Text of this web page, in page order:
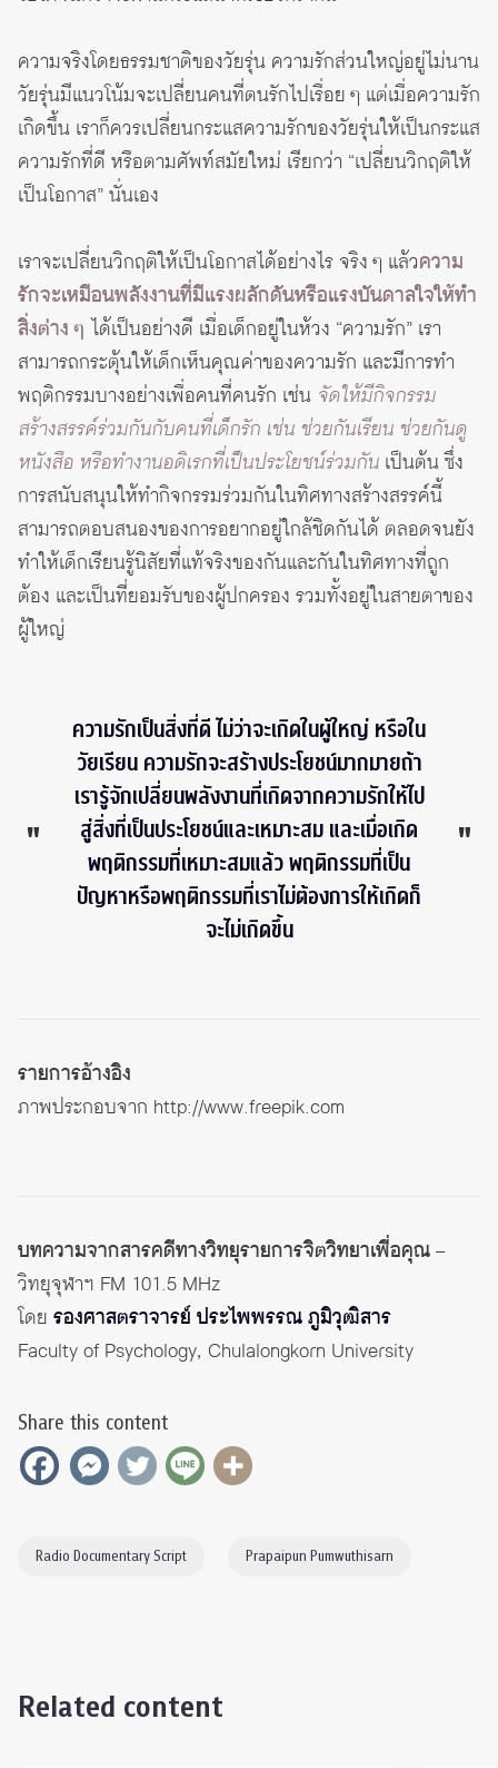
ความจริงโดยธรรมชาติของวัยรุ่น ความรักส่วนใหญ่อยู่ไม่นาน
วัยรุ่นมีแนวโน้มจะเปลี่ยนคนที่ตนรักไปเรื่อย ๆ แต่เมื่อความรัก
เกิดขึ้น เราก็ควรเปลี่ยนกระแสความรักของวัยรุ่นให้เป็นกระแส
ความรักที่ดี หรือตามศัพท์สมัยใหม่ เรียกว่า “เปลี่ยนวิกฤติให้
เป็นโอกาส” นั่นเอง
เราจะเปลี่ยนวิกฤติให้เป็นโอกาสได้อย่างไร จริง ๆ แล้วความ
รักจะเหมือนพลังงานที่มีแรงผลักดันหรือแรงบันดาลใจให้ทำ
สิ่งต่าง ๆ ได้เป็นอย่างดี เมื่อเด็กอยู่ในห้วง “ความรัก” เรา
สามารถกระตุ้นให้เด็กเห็นคุณค่าของความรัก และมีการทำ
พฤติกรรมบางอย่างเพื่อคนที่คนรัก เช่น จัดให้มีกิจกรรม
สร้างสรรค์ร่วมกันกับคนที่เด็กรัก เช่น ช่วยกันเรียน ช่วยกันดู
หนังสือ หรือทำงานอดิเรกที่เป็นประโยชน์ร่วมกัน เป็นต้น ซึ่ง
การสนับสนุนให้ทำกิจกรรมร่วมกันในทิศทางสร้างสรรค์นี้
สามารถตอบสนองของการอยากอยู่ใกล้ชิดกันได้ ตลอดจนยัง
ทำให้เด็กเรียนรู้นิสัยที่แท้จริงของกันและกันในทิศทางที่ถูก
ต้อง และเป็นที่ยอมรับของผู้ปกครอง รวมทั้งอยู่ในสายตาของ
ผู้ใหญ่
ความรักเป็นสิ่งที่ดี ไม่ว่าจะเกิดในผู้ใหญ่ หรือใน
วัยเรียน ความรักจะสร้างประโยชน์มากมายถ้า
เรารู้จักเปลี่ยนพลังงานที่เกิดจากความรักให้ไป
สู่สิ่งที่เป็นประโยชน์และเหมาะสม และเมื่อเกิด
พฤติกรรมที่เหมาะสมแล้ว พฤติกรรมที่เป็น
ปัญหาหรือพฤติกรรมที่เราไม่ต้องการให้เกิดก็
จะไม่เกิดขึ้น
รายการอ้างอิง
ภาพประกอบจาก http://www.freepik.com
บทความจากสารคดีทางวิทยุรายการจิตวิทยาเพื่อคุณ–
วิทยุจุฬาฯ FM 101.5 MHz
โดย รองศาสตราจารย์ ประไพพรรณ ภูมิวุฒิสาร
Faculty of Psychology, Chulalongkorn University
Share this content
Radio Documentary Script Prapaipun Pumwuthisarn
Related content